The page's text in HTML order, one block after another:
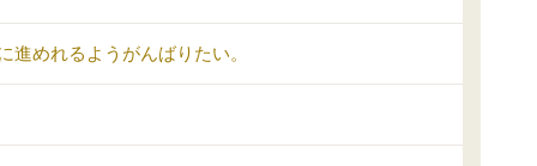
めれるようがんばりたい。